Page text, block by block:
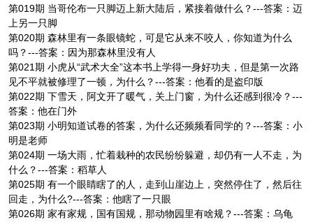
第019期 当哥伦布一只脚迈上新大陆后，紧接着做什么？---答案：迈
上另一只脚
第020期 森林里有一条眼镜蛇，可是它从来不咬人，你知道为什么
吗？---答案：因为那森林里没有人
第021期 小虎从“武术大全”这本书上学得一身好功夫，但是第一次路
见不平就被修理了一顿，为什么？---答案：他看的是盗印版
第022期 下雪天，阿文开了暖气，关上门窗，为什么还感到很冷？---
答案：他在门外
第023期 小明知道试卷的答案，为什么还频频看同学的？---答案：小
明是老师
第024期 一场大雨，忙着栽种的农民纷纷躲避，却仍有一人不走，为
什么？---答案：稻草人
第025期 有一个眼睛瞎了的人，走到山崖边上，突然停住了，然后往
回走，为什么?---答案：他瞎了一只眼
第026期 家有家规，国有国规，那动物园里有啥规？---答案：乌龟